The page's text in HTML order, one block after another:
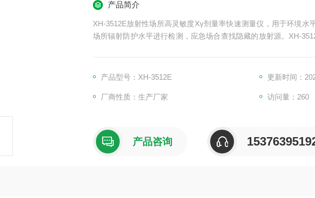
产品简介
XH-3512E放射性场所高灵敏度Xγ剂量率快速测量仪，用于环境水
场所辐射防护水平进行检测，应急场合查找隐藏的放射源。XH-
产品型号：XH-3512E 更新时间：
厂商性质：生产厂家 访问量：260
产品咨询